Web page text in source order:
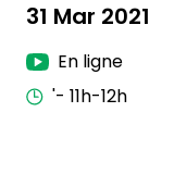
31 Mar 2021
En ligne
'- 11h-12h